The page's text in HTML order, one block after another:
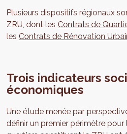
Plusieurs dispositifs régionaux
ZRU, dont lesContrats de
lesContrats de Rénovation
Trois indicateurs
économiques
Une étude menée par
définir un premier périmètre pour